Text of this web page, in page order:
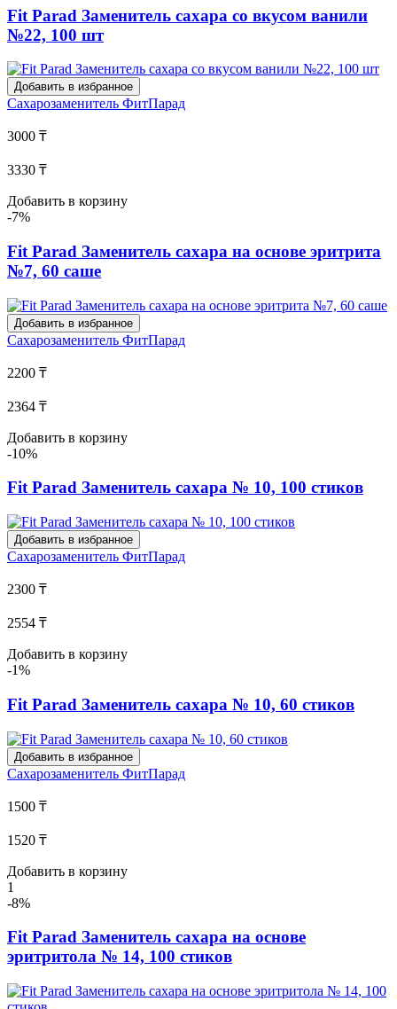
Fit Parad Заменитель сахара со вкусом ванили
№22, 100 шт
Добавить в избранное
Сахарозаменитель ФитПарад
3000 ₸
3330 ₸
Добавить в корзину
-7%
Fit Parad Заменитель сахара на основе эритрита
№7, 60 саше
Добавить в избранное
Сахарозаменитель ФитПарад
2200 ₸
2364 ₸
Добавить в корзину
-10%
Fit Parad Заменитель сахара № 10, 100 стиков
Добавить в избранное
Сахарозаменитель ФитПарад
2300 ₸
2554 ₸
Добавить в корзину
-1%
Fit Parad Заменитель сахара № 10, 60 стиков
Добавить в избранное
Сахарозаменитель ФитПарад
1500 ₸
1520 ₸
Добавить в корзину
1
-8%
Fit Parad Заменитель сахара на основе
эритритола № 14, 100 стиков